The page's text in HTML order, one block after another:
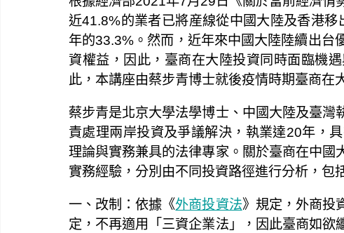
近41.8%的業者已將産線從中國大陸及香港
年的33.3%。然而，近年來中國大陸陸續出台
資權益，因此，臺商在大陸投資同時面臨機
此，本講座由蔡步青博士就後疫情時期臺商在
蔡步青是北京大學法學博士、中國大陸及臺
責處理兩岸投資及爭議解決，執業達20年，
理論與實務兼具的法律專家。關於臺商在中
實務經驗，分別由不同投資路徑進行分析，包
一、改制：依據《外商投資法》規定，外商投
定，不再適用「三資企業法」，因此臺商如